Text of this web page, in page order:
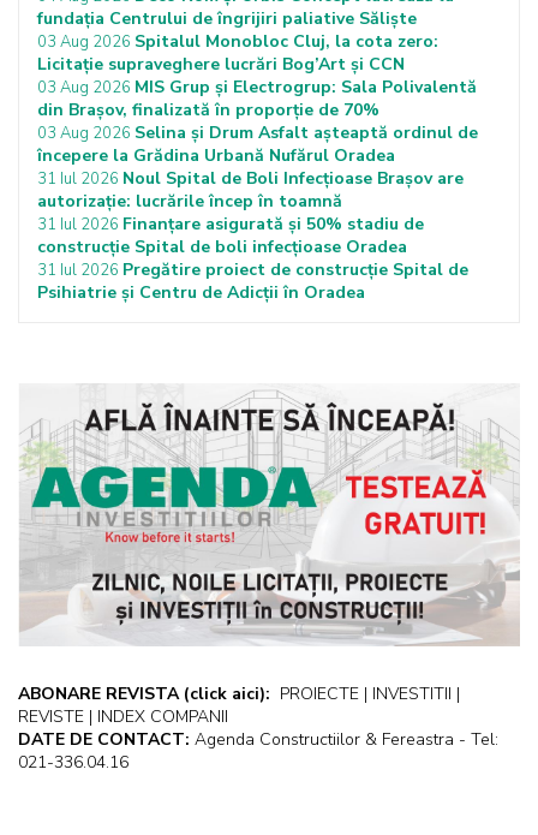
fundația Centrului de îngrijiri paliative Săliște
03 Aug 2026 Spitalul Monobloc Cluj, la cota zero:
Licitație supraveghere lucrări Bog’Art și CCN
03 Aug 2026 MIS Grup și Electrogrup: Sala Polivalentă
din Brașov, finalizată în proporție de 70%
03 Aug 2026 Selina și Drum Asfalt așteaptă ordinul de
începere la Grădina Urbană Nufărul Oradea
31 Iul 2026 Noul Spital de Boli Infecțioase Brașov are
autorizație: lucrările încep în toamnă
31 Iul 2026 Finanțare asigurată și 50% stadiu de
construcție Spital de boli infecțioase Oradea
31 Iul 2026 Pregătire proiect de construcție Spital de
Psihiatrie și Centru de Adicții în Oradea
ABONARE REVISTA (click aici): PROIECTE | INVESTITII |
REVISTE | INDEX COMPANII
DATE DE CONTACT: Agenda Constructiilor & Fereastra - Tel:
021-336.04.16